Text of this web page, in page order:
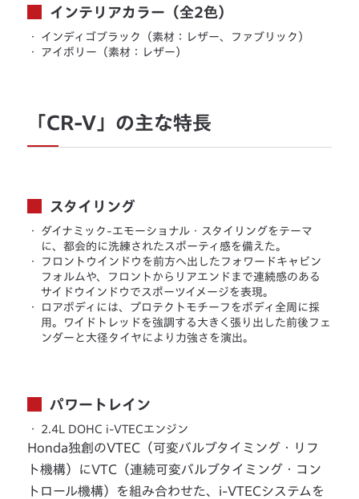
インテリアカラー（全2色）
・
インディゴブラック（素材：レザー、ファブリック）
・
アイボリー（素材：レザー）
「CR-V」の主な特長
スタイリング
・
ダイナミック-エモーショナル・スタイリングをテーマ
に、都会的に洗練されたスポーティ感を備えた。
・
フロントウインドウを前方へ出したフォワードキャビン
フォルムや、フロントからリアエンドまで連続感のある
サイドウインドウでスポーツイメージを表現。
・
ロアボディには、プロテクトモチーフをボディ全周に採
用。ワイドトレッドを強調する大きく張り出した前後フェ
ンダーと大径タイヤにより力強さを演出。
パワートレイン
・ 2.4L DOHC i-VTECエンジン
Honda独創のVTEC（可変バルブタイミング・リフ
ト機構）にVTC（連続可変バルブタイミング・コン
トロール機構）を組み合わせた、i-VTECシステムを